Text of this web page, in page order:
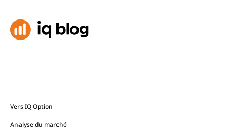
Vers IQ Option
Analyse du marché